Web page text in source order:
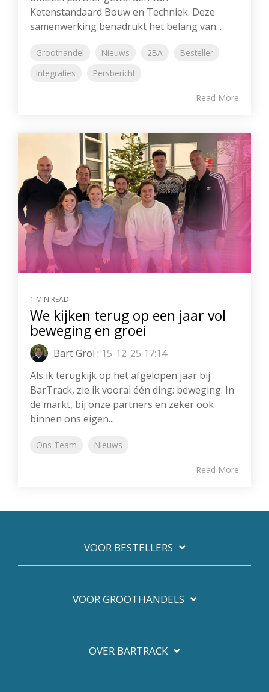
Ketenstandaard Bouw en Techniek. Deze
samenwerking benadrukt het belang van...
Groothandel Nieuws 2BA
Besteller
Integraties
Persbericht
Read More
1 MIN READ
We kijken terug op een jaar vol
beweging en groei
Bart Grol : 15-12-25 17:14
Als ik terugkijk op het afgelopen jaar bij
BarTrack, zie ik vooral één ding: beweging. In
de markt, bij onze partners en zeker ook
binnen ons eigen...
Ons Team Nieuws
Read More
VOOR BESTELLERS
VOOR GROOTHANDELS
OVER BARTRACK